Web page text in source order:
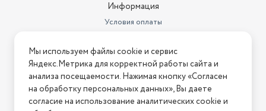
Информация
Условия оплаты
Условия возврата
Нашли ошибку на сайте? Напишите нам
2026 © Интернет-магазин "АстМаркет". У нас есть всё!
Мы используем файлы cookie и сервис
Яндекс.Метрика для корректной работы сайта и
анализа посещаемости. Нажимая кнопку «Согласен
на обработку персональных данных», Вы даете
согласие на использование аналитических cookie и